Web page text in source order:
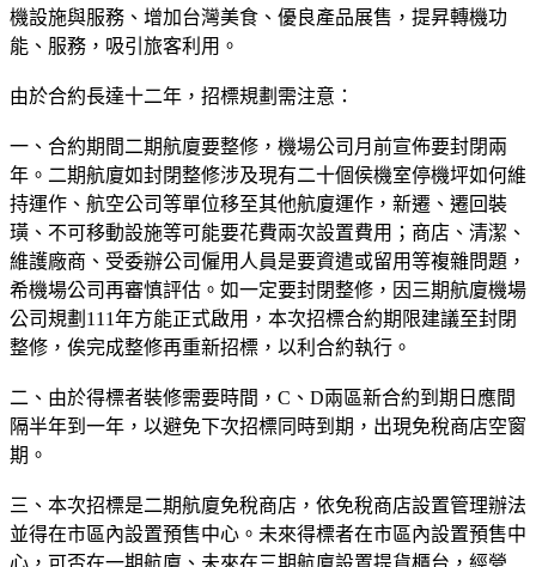
機設施與服務、增加台灣美食、優良產品展售，提昇轉機功
能、服務，吸引旅客利用。
由於合約長達十二年，招標規劃需注意：
一、合約期間二期航廈要整修，機場公司月前宣佈要封閉兩
年。二期航廈如封閉整修涉及現有二十個侯機室停機坪如何維
持運作、航空公司等單位移至其他航廈運作，新遷、遷回裝
璜、不可移動設施等可能要花費兩次設置費用；商店、清潔、
維護廠商、受委辦公司僱用人員是要資遣或留用等複雜問題，
希機場公司再審慎評估。如一定要封閉整修，因三期航廈機場
公司規劃111年方能正式啟用，本次招標合約期限建議至封閉
整修，俟完成整修再重新招標，以利合約執行。
二、由於得標者裝修需要時間，C、D兩區新合約到期日應間
隔半年到一年，以避免下次招標同時到期，出現免稅商店空窗
期。
三、本次招標是二期航廈免稅商店，依免稅商店設置管理辦法
並得在市區內設置預售中心。未來得標者在市區內設置預售中
心，可否在一期航廈、未來在三期航廈設置提貨櫃台，經營